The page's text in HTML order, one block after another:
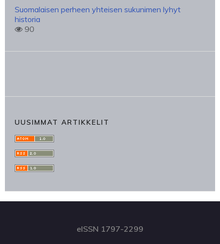
Suomalaisen perheen yhteisen sukunimen lyhyt
historia
90
UUSIMMAT ARTIKKELIT
eISSN 1797-2299